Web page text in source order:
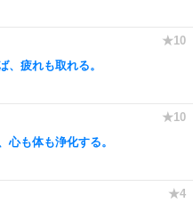
、疲れも取れる。
心も体も浄化する。